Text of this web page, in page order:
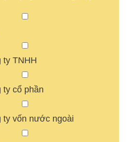
ty TNHH
ty cổ phần
ty vốn nước ngoài